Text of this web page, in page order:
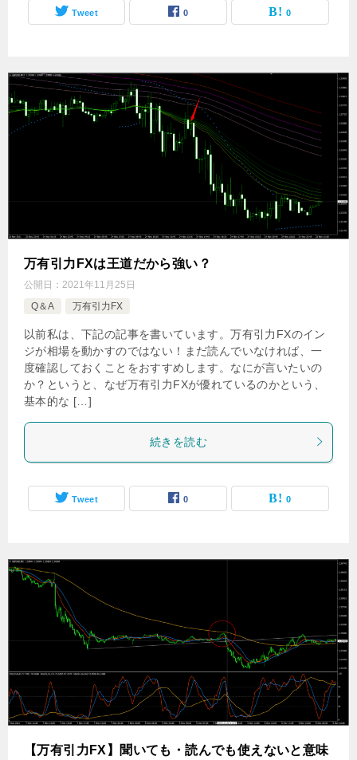
Tweet 0 0
万有引力FXは王道だから強い？
公開日： 2021年11月25日
Q＆A
万有引力FX
以前私は、下記の記事を書いています。万有引力FXのイン
ジが相場を動かすのではない！まだ読んでいなければ、一
度確認しておくことをおすすめします。なにが言いたいの
か？というと、なぜ万有引力FXが優れているのかという、
基本的な […]
続きを読む
Tweet 0 0
【万有引力FX】聞いても・読んでも使えないと意味